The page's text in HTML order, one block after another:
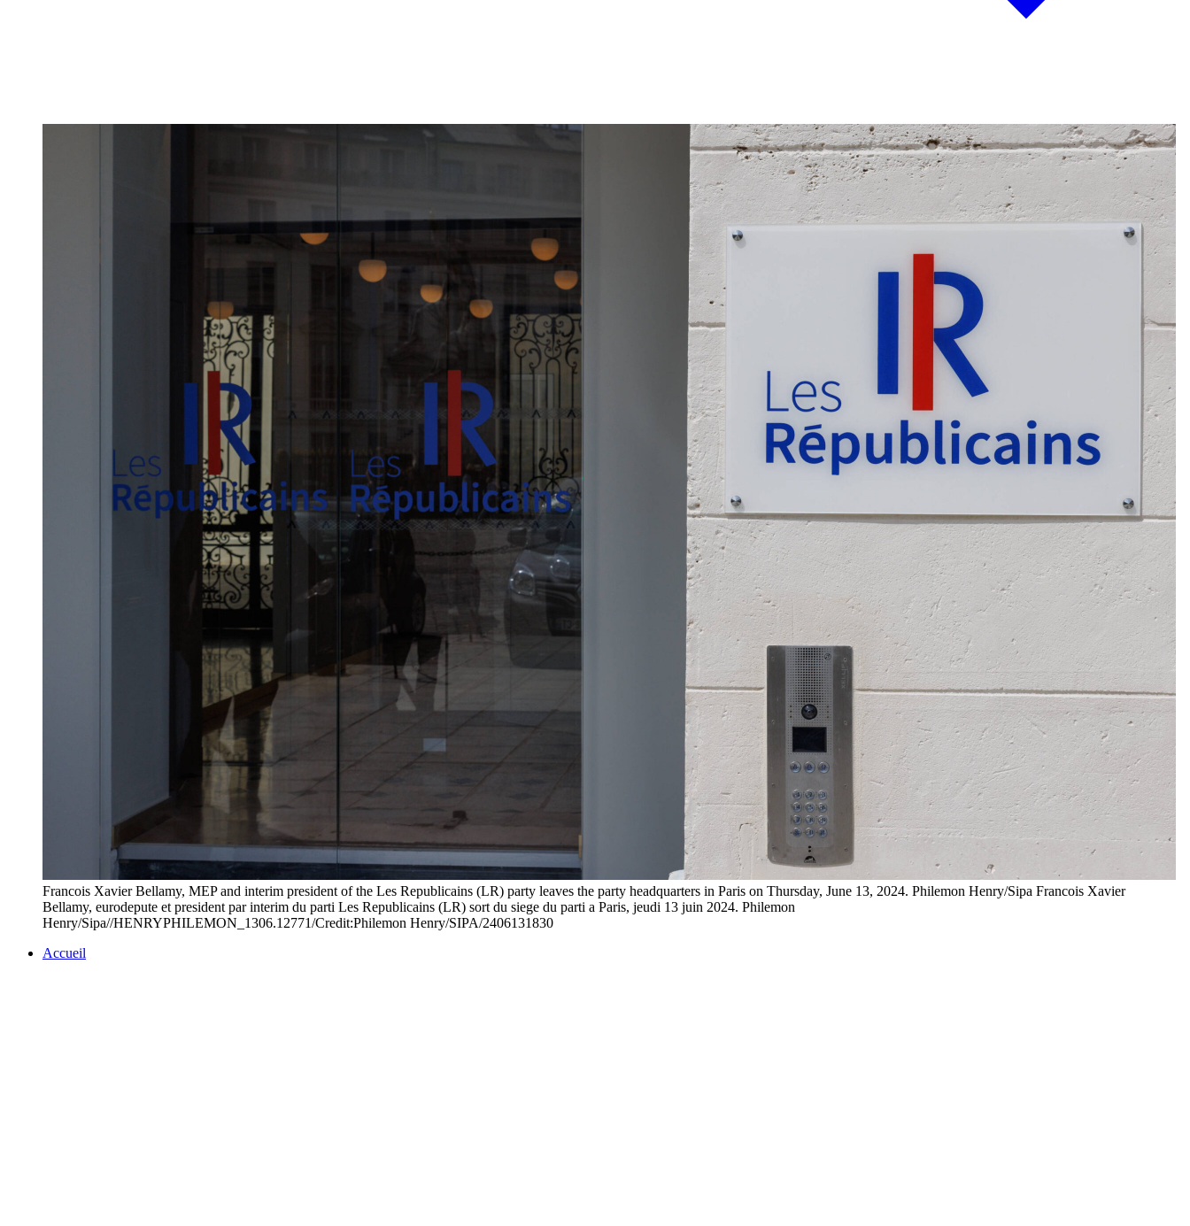
Francois Xavier Bellamy, MEP and interim president of the Les Republicains (LR) party leaves the party headquarters in Paris on Thursday, June 13, 2024. Philemon Henry/Sipa Francois Xavier
Bellamy, eurodepute et president par interim du parti Les Republicains (LR) sort du siege du parti a Paris, jeudi 13 juin 2024. Philemon
Henry/Sipa//HENRYPHILEMON_1306.12771/Credit:Philemon Henry/SIPA/2406131830
Accueil